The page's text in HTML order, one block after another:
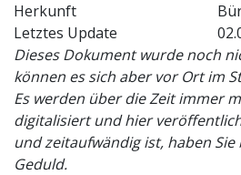
Herkunft
Letztes Update
Dieses Dokument wurde noch
können es sich aber vor Ort im
Es werden über die Zeit immer
digitalisiert und hier
und zeitaufwändig ist, haben
Geduld.